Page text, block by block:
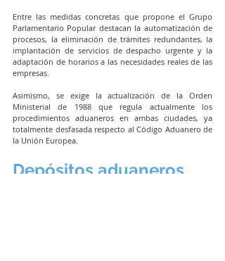
Entre las medidas concretas que propone el Grupo
Parlamentario Popular destacan la automatización de
procesos, la eliminación de trámites redundantes, la
implantación de servicios de despacho urgente y la
adaptación de horarios a las necesidades reales de las
empresas.
Asimismo, se exige la actualización de la Orden
Ministerial de 1988 que regula actualmente los
procedimientos aduaneros en ambas ciudades, ya
totalmente desfasada respecto al Código Aduanero de
la Unión Europea.
Depósitos aduaneros